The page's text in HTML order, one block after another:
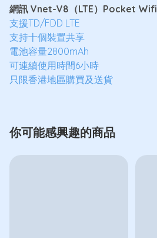
網訊 Vnet-V8（LTE）Pocket Wifi
支援TD/FDD LTE
支持十個裝置共享
電池容量2800mAh
可連續使用時間6小時
只限香港地區購買及送貨
你可能感興趣的商品